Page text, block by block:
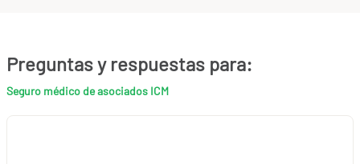
Preguntas y respuestas para:
Seguro médico de asociados ICM